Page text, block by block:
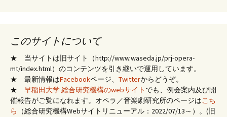
このサイトについて
★ 当サイトは旧サイト（http://www.waseda.jp/prj-opera-
mt/index.html）のコンテンツを引き継いで運用しています。
★ 最新情報はFacebookページ、 Twitterからどうぞ。
★ 早稲田大学 総合研究機構のwebサイト でも、例会案内及び開
催報告がご覧になれます。オペラ／音楽劇研究所のページはこち
ら
（総合研究機構Webサイトリニューアル：2022/07/13～）。(旧